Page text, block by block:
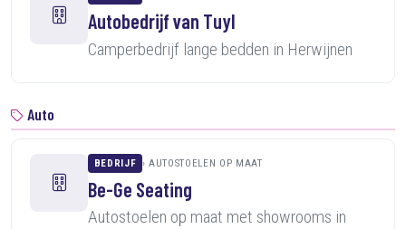
Autobedrijf van Tuyl
Camperbedrijf lange bedden in Herwijnen
Auto
BEDRIJF AUTOSTOELEN OP MAAT
Be-Ge Seating
Autostoelen op maat met showrooms in